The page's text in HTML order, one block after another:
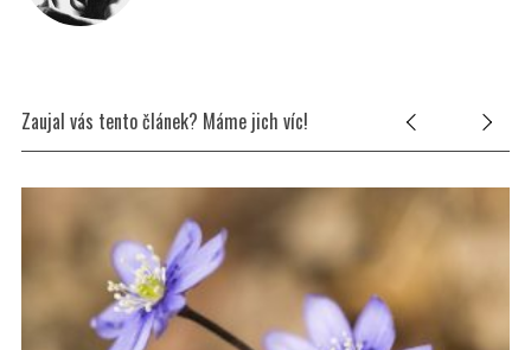
Zaujal vás tento článek? Máme jich víc!